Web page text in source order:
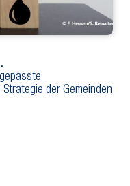
der Gemeinden